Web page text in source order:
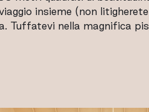
insieme (non
Tuffatevi nella magnifica